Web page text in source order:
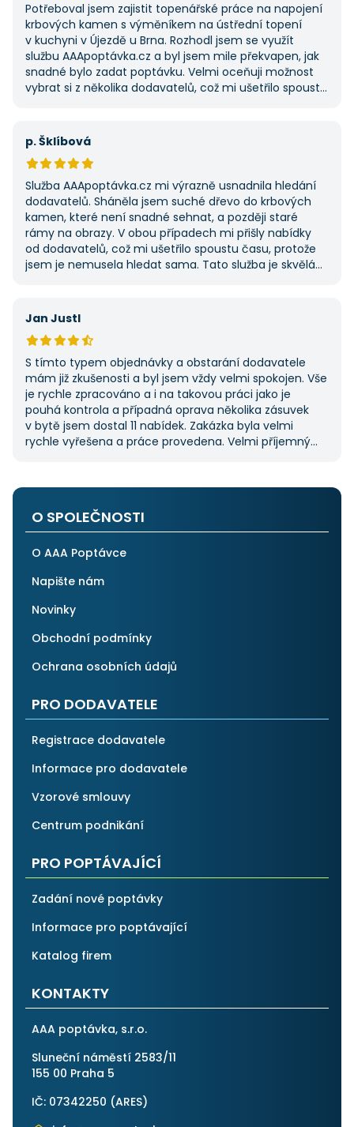
Potřeboval jsem zajistit topenářské práce na napojení
krbových kamen s výměníkem na ústřední topení
v kuchyni v Újezdě u Brna. Rozhodl jsem se využít
službu AAApoptávka.cz a byl jsem mile překvapen, jak
snadné bylo zadat poptávku. Velmi oceňuji možnost
vybrat si z několika dodavatelů, což mi ušetřilo spoustu
potřebovat další řemeslné práce.
p. Šklíbová
Služba AAApoptávka.cz mi výrazně usnadnila hledání
dodavatelů. Sháněla jsem suché dřevo do krbových
kamen, které není snadné sehnat, a později staré
rámy na obrazy. V obou případech mi přišly nabídky
od dodavatelů, což mi ušetřilo spoustu času, protože
jsem je nemusela hledat sama. Tato služba je skvělá
Jan Justl
S tímto typem objednávky a obstarání dodavatele
mám již zkušenosti a byl jsem vždy velmi spokojen. Vše
je rychle zpracováno a i na takovou práci jako je
pouhá kontrola a případná oprava několika zásuvek
v bytě jsem dostal 11 nabídek. Zakázka byla velmi
rychle vyřešena a práce provedena. Velmi příjemný
po všech stránkách plně spolehnout.
O SPOLEČNOSTI
O AAA Poptávce
Napište nám
Novinky
Obchodní podmínky
Ochrana osobních údajů
PRO DODAVATELE
Registrace dodavatele
Informace pro dodavatele
Vzorové smlouvy
Centrum podnikání
PRO POPTÁVAJÍCÍ
Zadání nové poptávky
Informace pro poptávající
Katalog firem
KONTAKTY
AAA poptávka, s.r.o.
Sluneční náměstí 2583/11
155 00 Praha 5
IČ: 07342250 (ARES)